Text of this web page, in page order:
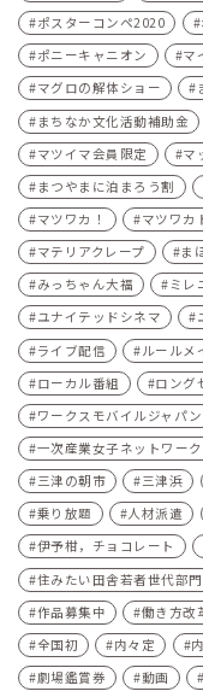
ポスターコンペ2020
ポニーキャニオン
マ
マグロの解体ショー
まちなか文化活動補助金
マツイマ会員限定
マ
まつやまに泊まろう割
マツワカ！
マツワカ
マテリアクレープ
ま
みっちゃん大福
ミレ
ユナイテッドシネマ
ライブ配信
ルールメ
ローカル番組
ロング
ワークスモバイルジャパン
一次産業女子ネットワー
三津の朝市
三津浜
乗り放題
人材派遣
伊予柑，チョコレート
住みたい田舎若者世代部
作品募集中
働き方改
全国初
内々定
劇場鑑賞券
動画